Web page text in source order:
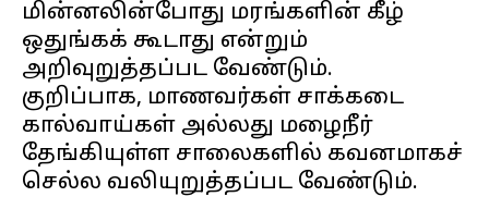
மின்னலின்போது மரங்களின் கீழ்
ஒதுங்கக் கூடாது என்றும்
அறிவுறுத்தப்பட வேண்டும்.
குறிப்பாக, மாணவர்கள் சாக்கடை
கால்வாய்கள் அல்லது மழைநீர்
தேங்கியுள்ள சாலைகளில் கவனமாகச்